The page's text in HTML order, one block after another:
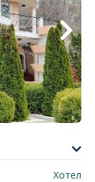
Хотел